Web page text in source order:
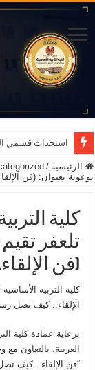
استحداث قسمي
الرئيسية /
توعوية بعنوان: (فن
كلية
تلعفر
(فن
كلية التربية
الإلقاء.. كيف تصل
برعاية عمادة كلية
العربية، بالتعاون
“فن الإلقاء.. كيف